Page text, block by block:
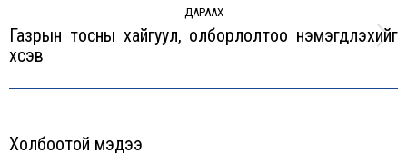
ДАРААХ
Next
Газрын тосны хайгуул, олборлолтоо нэмэгдүүлэхийг
хүсэв
Холбоотой мэдээ